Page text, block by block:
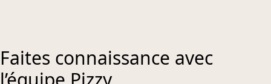
Faites connaissance avec